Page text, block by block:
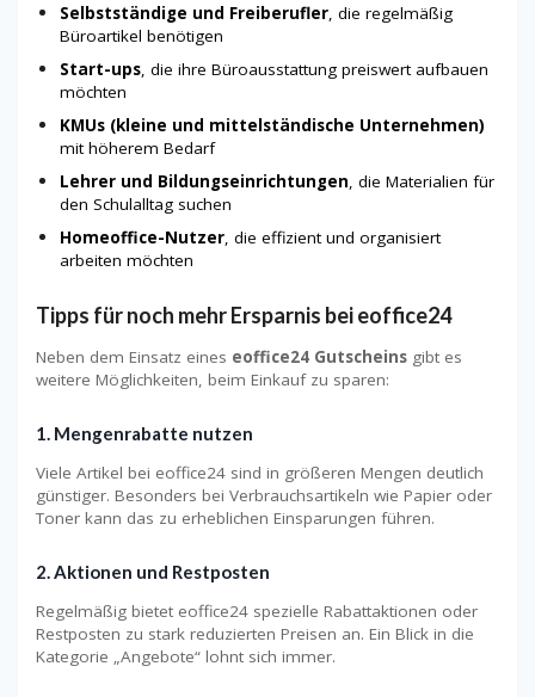
Selbstständige und Freiberufler, die regelmäßig
Büroartikel benötigen
Start-ups, die ihre Büroausstattung preiswert aufbauen
möchten
KMUs (kleine und mittelständische Unternehmen)
mit höherem Bedarf
Lehrer und Bildungseinrichtungen, die Materialien für
den Schulalltag suchen
Homeoffice-Nutzer, die effizient und organisiert
arbeiten möchten
Tipps für noch mehr Ersparnis bei eoffice24
Neben dem Einsatz eines eoffice24 Gutscheins gibt es
weitere Möglichkeiten, beim Einkauf zu sparen:
1. Mengenrabatte nutzen
Viele Artikel bei eoffice24 sind in größeren Mengen deutlich
günstiger. Besonders bei Verbrauchsartikeln wie Papier oder
Toner kann das zu erheblichen Einsparungen führen.
2. Aktionen und Restposten
Regelmäßig bietet eoffice24 spezielle Rabattaktionen oder
Restposten zu stark reduzierten Preisen an. Ein Blick in die
Kategorie „Angebote“ lohnt sich immer.